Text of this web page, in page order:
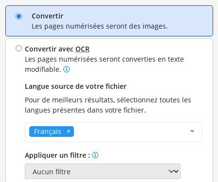
Convertir
Les pages numérisées seront des images.
Convertir avecOCR
Les pages numérisées seront converties en texte
modifiable.
Langue source de votre fichier
Pour de meilleurs résultats, sélectionnez toutes les
langues présentes dans votre fichier.
Français
Appliquer un filtre :